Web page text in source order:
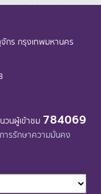
กร กรุงเทพมหานคร
วนผู้เข้าชม 784069
ารรักษาความมั่นคง